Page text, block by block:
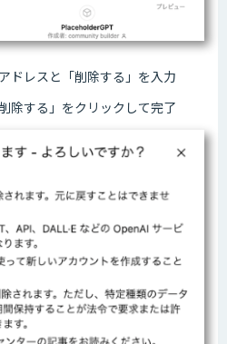
ドレスと「削除する」を入力
除する」をクリックして完了